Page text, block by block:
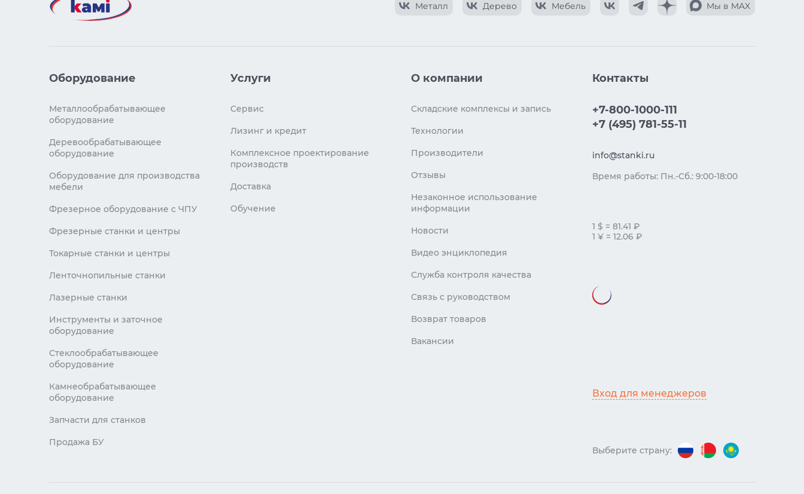
Металл Дерево Мебель Мы в MAX
Оборудование
Металлообрабатывающее
оборудование
Деревообрабатывающее
оборудование
Оборудование для производства
мебели
Фрезерное оборудование с ЧПУ
Фрезерные станки и центры
Токарные станки и центры
Ленточнопильные станки
Лазерные станки
Инструменты и заточное
оборудование
Стеклообрабатывающее
оборудование
Камнеобрабатывающее
оборудование
Запчасти для станков
Продажа БУ
Услуги
Сервис
Лизинг и кредит
Комплексное проектирование
производств
Доставка
Обучение
О компании
Складские комплексы и запись
Технологии
Производители
Отзывы
Незаконное использование
информации
Новости
Видео энциклопедия
Служба контроля качества
Связь с руководством
Возврат товаров
Вакансии
Контакты
+7-800-1000-111
+7 (495) 781-55-11
info@stanki.ru
Время работы: Пн.-Сб.: 9:00-18:00
1 $ = 81.41 ₽
1 ¥ = 12.06 ₽
Вход для менеджеров
Выберите страну: